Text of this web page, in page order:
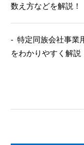
数え方などを解説！
特定同族会社事業
をわかりやすく解説